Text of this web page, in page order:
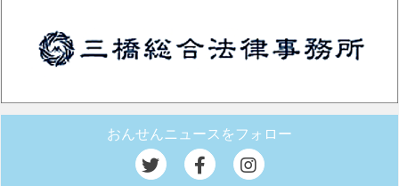
おんせんニュースをフォロー